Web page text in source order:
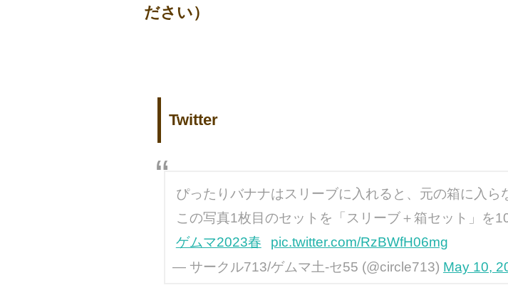
ださい）
Twitter
ぴったりバナナはスリーブに入れると、元の箱に入ら
この写真1枚目のセットを「スリーブ＋箱セット」を
ゲムマ2023春
pic.twitter.com/RzBWfH06mg
— サークル713/ゲムマ土-セ55 (@circle713) May 10,